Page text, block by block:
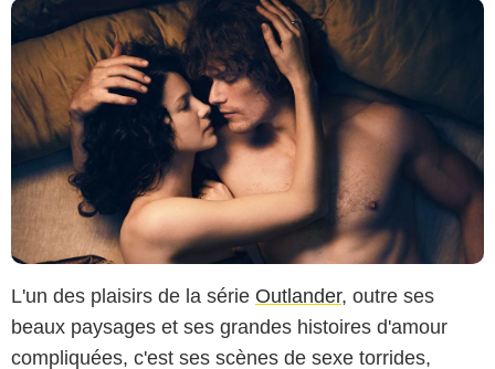
L'un des plaisirs de la série Outlander, outre ses
beaux paysages et ses grandes histoires d'amour
compliquées, c'est ses scènes de sexe torrides,